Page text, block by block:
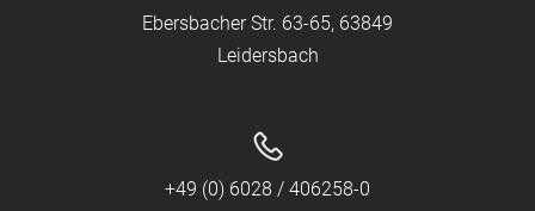
Ebersbacher Str. 63-65, 63849
Leidersbach
+49 (0) 6028 / 406258-0